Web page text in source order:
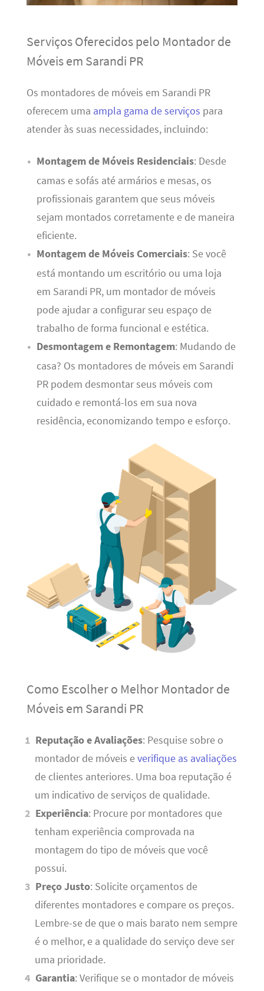
Serviços Oferecidos pelo Montador de
Móveis em Sarandi PR
Os montadores de móveis em Sarandi PR
oferecem uma ampla gama de serviços para
atender às suas necessidades, incluindo:
Montagem de Móveis Residenciais: Desde
camas e sofás até armários e mesas, os
profissionais garantem que seus móveis
sejam montados corretamente e de maneira
eficiente.
Montagem de Móveis Comerciais: Se você
está montando um escritório ou uma loja
em Sarandi PR, um montador de móveis
pode ajudar a configurar seu espaço de
trabalho de forma funcional e estética.
Desmontagem e Remontagem: Mudando de
casa? Os montadores de móveis em Sarandi
PR podem desmontar seus móveis com
cuidado e remontá-los em sua nova
residência, economizando tempo e esforço.
Como Escolher o Melhor Montador de
Móveis em Sarandi PR
Reputação e Avaliações: Pesquise sobre o
montador de móveis everifique as avaliações
de clientes anteriores. Uma boa reputação é
um indicativo de serviços de qualidade.
Experiência: Procure por montadores que
tenham experiência comprovada na
montagem do tipo de móveis que você
possui.
Preço Justo: Solicite orçamentos de
diferentes montadores e compare os preços.
Lembre-se de que o mais barato nem sempre
é o melhor, e a qualidade do serviço deve ser
uma prioridade.
Garantia: Verifique se o montador de móveis